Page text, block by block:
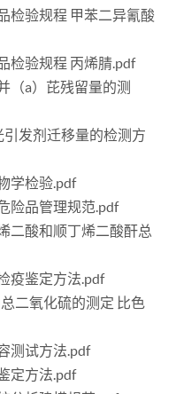
检验规程 甲苯二异氰酸
检验规程 丙烯腈.pdf
（a）芘残留量的测
发剂迁移量的检测方
学检验.pdf
险品管理规范.pdf
二酸和顺丁烯二酸酐总
疫鉴定方法.pdf
二氧化硫的测定 比色
测试方法.pdf
定方法.pdf